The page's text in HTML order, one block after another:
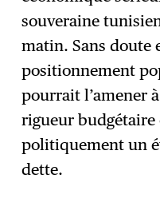
souveraine
matin. Sans doute
positionnement
pourrait l’amener
rigueur
politiquement un
dette.